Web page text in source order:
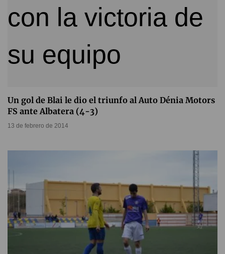
Un gol de Blai le dio el triunfo al Auto Dénia Motors
FS ante Albatera (4-3)
13 de febrero de 2014